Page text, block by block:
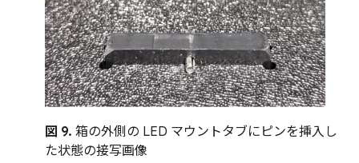
図 9. 箱の外側の LED マウントタブにピンを挿入し
た状態の接写画像